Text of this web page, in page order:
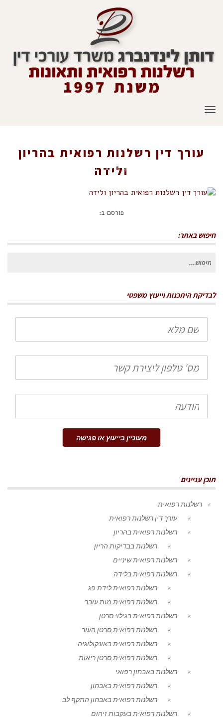
תפריט
רשלנות רפואית בהריון » עורך דין רשלנות רפואית בהריון ולידה
עורך דין רשלנות רפואית בהריון
ולידה
פורסם ב:
חיפוש באתר:
לבדיקת היתכנות וייעוץ משפטי
שם
מלא
טלפון
הודעה
מעוניין בייעוץ או פגישה
תוכן עניינים
רשלנות רפואית
עורך דין רשלנות רפואית
רשלנות רפואית בהריון
רשלנות בבדיקות הריון
רשלנות רפואית שיניים
רשלנות רפואית בלידה
רשלנות רפואית לידת פג
רשלנות רפואית מות עובר
רשלנות רפואית בגילוי סרטן
רשלנות רפואית סרטן העור
רשלנות רפואית באונקולוגיה
רשלנות רפואית סרטן ריאות
רשלנות באבחון רפואי
רשלנות רפואית באבחון
רשלנות רפואית באבחון התקף לב
רשלנות רפואית בעקבות זיהום